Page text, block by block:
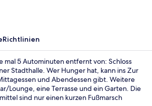
Richtlinien
mal 5 Autominuten entfernt von: Schloss
Stadthalle. Wer Hunger hat, kann ins Zur
und Abendessen gibt. Weitere
Lounge, eine Terrasse und ein Garten. Die
sind nur einen kurzen Fußmarsch